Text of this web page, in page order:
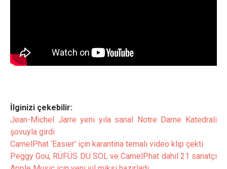
İlginizi çekebilir:
Jean-Michel Jarre yeni yıla sanal Notre Dame Katedrali
şovuyla girdi
CamelPhat ‘Easier’ için karantina temalı video klip çekti
Peggy Gou, RÜFÜS DU SOL ve CamelPhat dahil 21 sanatçı